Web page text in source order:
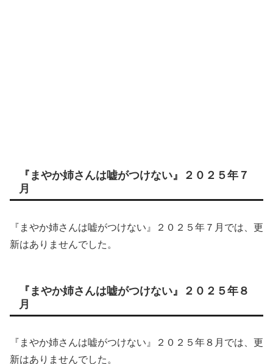
『まやか姉さんは嘘がつけない』２０２５年７
月
『まやか姉さんは嘘がつけない』２０２５年７月では、更
新はありませんでした。
『まやか姉さんは嘘がつけない』２０２５年８
月
『まやか姉さんは嘘がつけない』２０２５年８月では、更
新はありませんでした。